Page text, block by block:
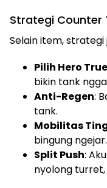
Strategi Counter
Selain item, strategi
Pilih Hero
bikin tank
Anti-Regen:
tank.
Mobilitas
bingung ngejar.
Split Push:
nyolong